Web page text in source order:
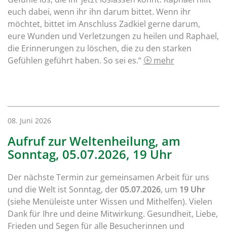
euch dabei, wenn ihr ihn darum bittet. Wenn ihr
möchtet, bittet im Anschluss Zadkiel gerne darum,
eure Wunden und Verletzungen zu heilen und Raphael,
die Erinnerungen zu löschen, die zu den starken
Gefühlen geführt haben. So sei es.“
mehr
08. Juni 2026
Aufruf zur Weltenheilung, am
Sonntag, 05.07.2026, 19 Uhr
Der nächste Termin zur gemeinsamen Arbeit für uns
und die Welt ist Sonntag, der05.07.2026, um 19 Uhr
(siehe Menüleiste unter Wissen und Mithelfen). Vielen
Dank für Ihre und deine Mitwirkung. Gesundheit, Liebe,
Frieden und Segen für alle Besucherinnen und